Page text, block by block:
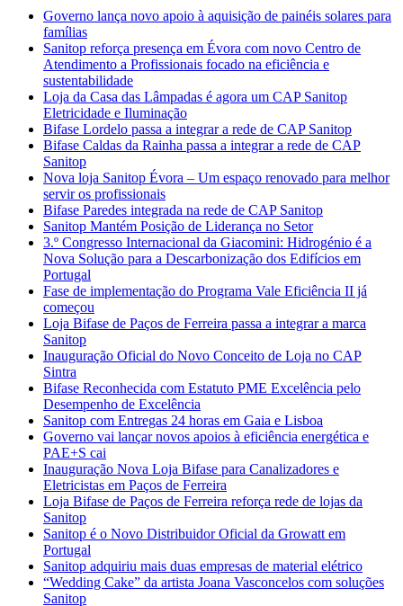
Governo lança novo apoio à aquisição de painéis solares para
famílias
Sanitop reforça presença em Évora com novo Centro de
Atendimento a Profissionais focado na eficiência e
sustentabilidade
Loja da Casa das Lâmpadas é agora um CAP Sanitop
Eletricidade e Iluminação
Bifase Lordelo passa a integrar a rede de CAP Sanitop
Bifase Caldas da Rainha passa a integrar a rede de CAP
Sanitop
Nova loja Sanitop Évora – Um espaço renovado para melhor
servir os profissionais
Bifase Paredes integrada na rede de CAP Sanitop
Sanitop Mantém Posição de Liderança no Setor
3.º Congresso Internacional da Giacomini: Hidrogénio é a
Nova Solução para a Descarbonização dos Edifícios em
Portugal
Fase de implementação do Programa Vale Eficiência II já
começou
Loja Bifase de Paços de Ferreira passa a integrar a marca
Sanitop
Inauguração Oficial do Novo Conceito de Loja no CAP
Sintra
Bifase Reconhecida com Estatuto PME Excelência pelo
Desempenho de Excelência
Sanitop com Entregas 24 horas em Gaia e Lisboa
Governo vai lançar novos apoios à eficiência energética e
PAE+S cai
Inauguração Nova Loja Bifase para Canalizadores e
Eletricistas em Paços de Ferreira
Loja Bifase de Paços de Ferreira reforça rede de lojas da
Sanitop
Sanitop é o Novo Distribuidor Oficial da Growatt em
Portugal
Sanitop adquiriu mais duas empresas de material elétrico
“Wedding Cake” da artista Joana Vasconcelos com soluções
Sanitop